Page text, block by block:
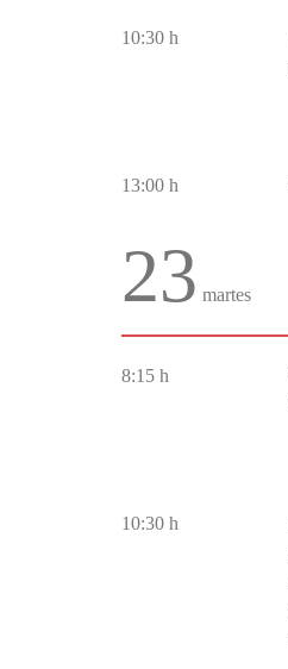
10:30 h
13:00 h
23 martes
8:15 h
10:30 h